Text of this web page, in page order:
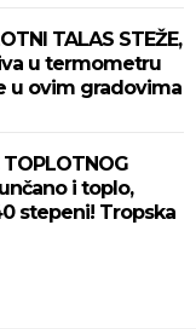
TALAS STEŽE,
u termometru
u ovim gradovima
TOPLOTNOG
i toplo,
stepeni! Tropska